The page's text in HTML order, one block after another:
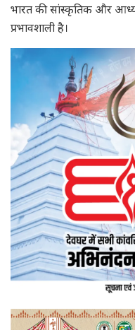
भारत की सांस्कृतिक और
प्रभावशाली है।